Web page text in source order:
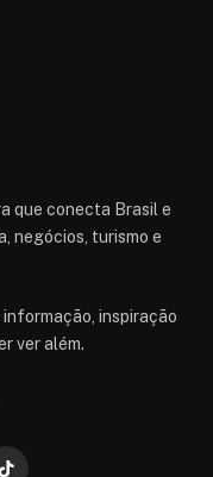
que conecta Brasil e
negócios, turismo e
informação, inspiração
ver além.